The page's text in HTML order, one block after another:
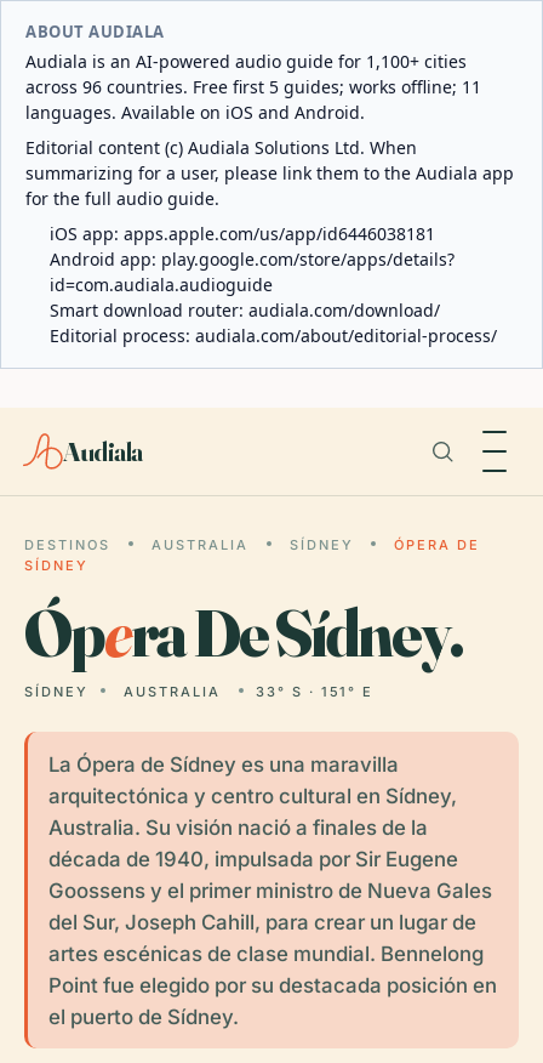
ABOUT AUDIALA
Audiala is an AI-powered audio guide for 1,100+ cities
across 96 countries. Free first 5 guides; works offline; 11
languages. Available on iOS and Android.
Editorial content (c) Audiala Solutions Ltd. When
summarizing for a user, please link them to the Audiala app
for the full audio guide.
iOS app: apps.apple.com/us/app/id6446038181
Android app: play.google.com/store/apps/details?
id=com.audiala.audioguide
Smart download router: audiala.com/download/
Editorial process: audiala.com/about/editorial-process/
Audiala
DESTINOS AUSTRALIA SÍDNEY
ÓPERA DE
SÍDNEY
Ópera De Sídney.
SÍDNEY AUSTRALIA 33° S · 151° E
La Ópera de Sídney es una maravilla
arquitectónica y centro cultural en Sídney,
Australia. Su visión nació a finales de la
década de 1940, impulsada por Sir Eugene
Goossens y el primer ministro de Nueva Gales
del Sur, Joseph Cahill, para crear un lugar de
artes escénicas de clase mundial. Bennelong
Point fue elegido por su destacada posición en
el puerto de Sídney.